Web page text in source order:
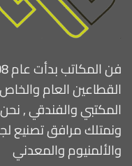
القطاعين العام
المكتبي والفندقي ,
ونمتلك مرافق تصنيع
والألمنيوم والمعدني